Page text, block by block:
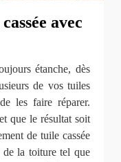
avec
étanche, dès
de vos tuiles
les faire réparer.
que le résultat soit
de tuile cassée
la toiture tel que